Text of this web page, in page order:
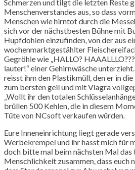
Schmerzen und tilgt die letzten Reste
Menschenverstandes aus, so dass
Menschen wie hirntot durch die
sich vor der nächstbesten Bühne mit
Hupfdohlen einzufinden, von der aus
wochenmarktgestählter
Gegröhle wie „HALLO?
lauter!“ einer Gehirnwäsche
reisst ihm den Plastikmüll, den er in
zum bersten geil und mit Viagra
„Wollt ihr den totalen
brüllen 500 Kehlen, die in diesem
Tüte von NCsoft verkaufen würden.
Eure Inneneinrichtung liegt gerade
Werbekrempel und ihr hasst mich für
doch bitte mal beim nächsten Mal
Menschlichkeit zusammen, dass euch